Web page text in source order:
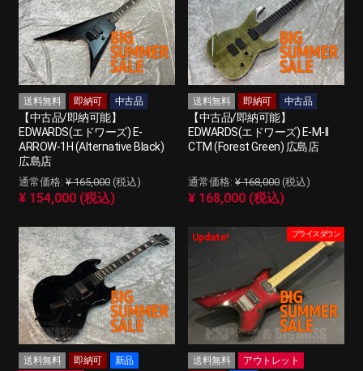
送料無料 即納可 中古品
【中古品/即納可能】
EDWARDS(エドワーズ) E-
ARROW-1H (Alternative Black)
広島店
¥ 165,000 (税込)
¥ 154,000 (税込)
送料無料 即納可 中古品
【中古品/即納可能】
EDWARDS(エドワーズ) E-M-II
CTM (Forest Green) 広島店
¥ 168,000 (税込)
¥ 168,000 (税込)
送料無料 即納可
新品
Update! プライスダウン
送料無料
アウトレット